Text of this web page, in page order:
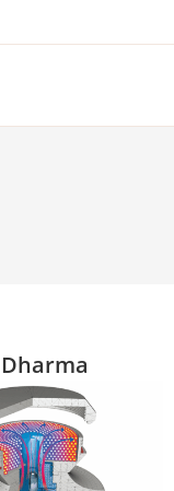
Dharma